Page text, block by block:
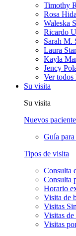
Timothy
Rosa
Waleska
Ricardo
Sarah M.
Laura
Kayla
Jency
Ver todos
Su visita
Su visita
Nuevos
Guía para
Tipos de visita
Consulta
Consulta
Horario
Visita de
Visitas
Visitas de
Visitas